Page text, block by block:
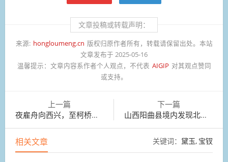
文章投稿或转载声明：
来源: hongloumeng.cn 版权归原作者所有，转载请保留出处。本站
文章发布于 2025-05-16
温馨提示： 文章内容系作者个人观点，不代表 AIGIP 对其观点赞同
或支持。
上一篇
夜雇舟向西兴，至柯桥大风，泊良久。
下一篇
山西阳曲县境内发现北齐至隋代摩崖造像
相关文章 关键词： 黛玉 宝钗